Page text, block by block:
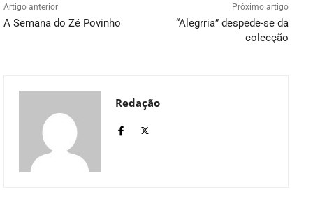
Artigo anterior
A Semana do Zé Povinho
Próximo artigo
“Alegrria” despede-se da
colecção
Redação